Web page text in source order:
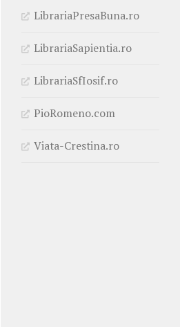
LibrariaPresaBuna.ro
LibrariaSapientia.ro
LibrariaSfIosif.ro
PioRomeno.com
Viata-Crestina.ro